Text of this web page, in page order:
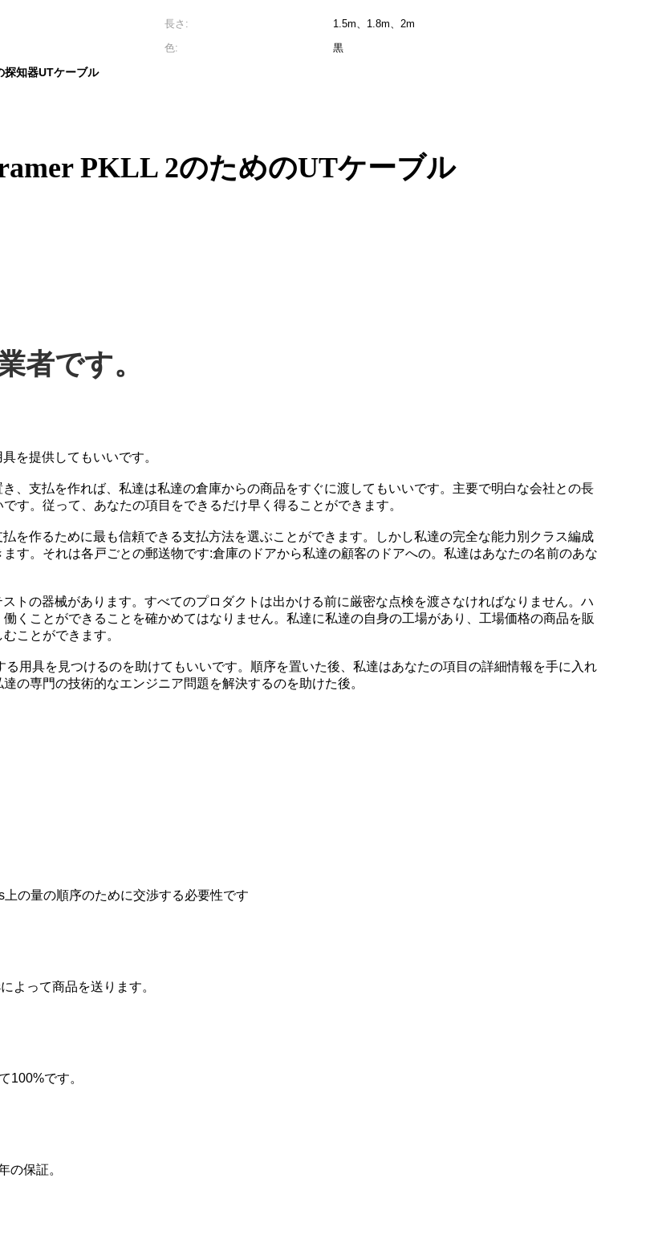
長さ:
1.5m、1.8m、2m
色:
黒
探知器UTケーブル
PKLL 2のためのUTケーブル
者です。
を提供してもいいです。
、支払を作れば、私達は私達の倉庫からの商品をすぐに渡してもいいです。主要で明白な会社との長
す。従って、あなたの項目をできるだけ早く得ることができます。
を作るために最も信頼できる支払方法を選ぶことができます。しかし私達の完全な能力別クラス編成
す。それは各戸ごとの郵送物です:倉庫のドアから私達の顧客のドアへの。私達はあなたの名前のあな
トの器械があります。すべてのプロダクトは出かける前に厳密な点検を渡さなければなりません。ハ
くことができることを確かめてはなりません。私達に私達の自身の工場があり、工場価格の商品を販
ことができます。
用具を見つけるのを助けてもいいです。順序を置いた後、私達はあなたの項目の詳細情報を手に入れ
の専門の技術的なエンジニア問題を解決するのを助けた後。
の量の順序のために交渉する必要性です
よって商品を送ります。
100%です。
の保証。